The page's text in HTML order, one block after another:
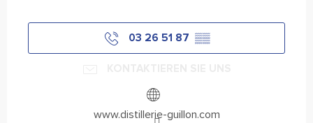
03 26 51 87 ▒▒
www.distillerie-guillon.com